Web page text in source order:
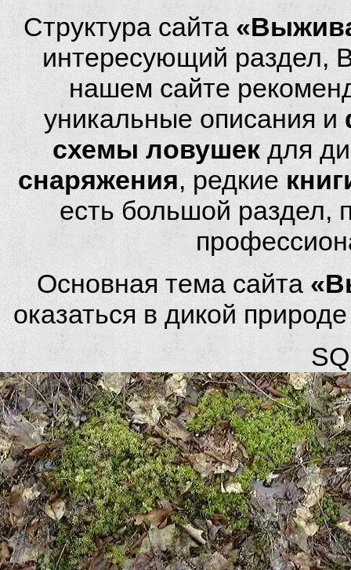
Структура сайта
интересующий раздел,
нашем сайте
уникальные описания и
схемы ловушек для
снаряжения, редкие
есть большой
Основная тема сайта
оказаться в дикой